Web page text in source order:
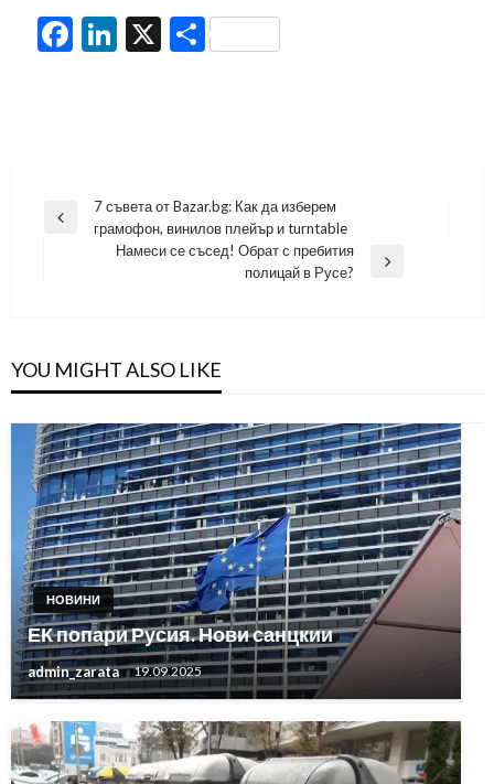
Facebook
LinkedIn
X Share
Навигация
Previous
7 съвета от Bazar.bg: Как да изберем
грамофон, винилов плейър и turntable
Намеси се съсед! Обрат с пребития
полицай в Русе?
YOU MIGHT ALSO LIKE
НОВИНИ
ЕК попари Русия. Нови санцкии
admin_zarata 19.09.2025